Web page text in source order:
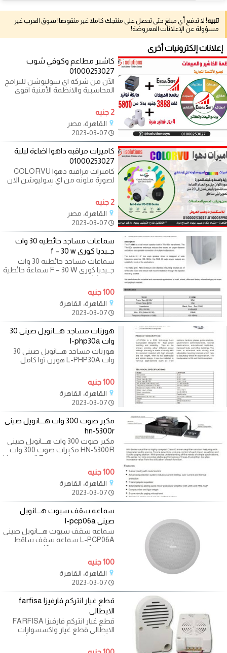
تنبيه! لا تدفع أي مبلغ حتى تحصل على منتجك كاملا غير منقوصا! سوق العرب غير
مسؤولة عن الإعلانات المعروضة!
إعلانات إلكترونيات أخرى
كاشير مطاعم وكوفي شوب
01000253027
الآن من شركة اي سوليوشن للبرامج
المحاسبية والانظمة الأمنية اقوى
2 جنيه
القاهرة، مصر
2023-03-07
كاميرات مراقبه داهوا اضاءة ليلية
01000253027
كاميرات مراقبه دهوا COLORVU
لصورة ملونه من اي سوليوشن الان
من شركة اي سوليوشن اقوي
العروض علي
2 جنيه
القاهرة، مصر
2023-03-07
سماعات مساجد حائطيه 30 وات
جــيديا كورى f – 30 w
سماعات مساجد حائطيه 30 وات
جــيديا كورى F – 30 W سماعة حائطية
ذات شكل انسيابي مزودة بحامل
يسمح بعمل
100 جنيه
القاهرة، القاهرة
2023-03-07
هورنات مساجد هـــانويل صينى 30
وات l-php30a
هورنات مساجد هـــانويل صينى 30
وات L-PHP30A هورن توا كامل
بالمواصفات
100 جنيه
القاهرة، القاهرة
2023-03-07
مكبر صوت 300 وات هـــانويل صينى
hn-5300r
مكبر صوت 300 وات هـــانويل صينى
HN-5300R مكبرات صوت 300 وات
هانويل صينى Honeywell Emperech
المكبر بالمواصفات
100 جنيه
القاهرة، القاهرة
2023-03-07
سماعه سقف سبوت هـــانويل
صينى l-pcp06a
سماعه سقف سبوت هـــانويل صينى
L-PCP06A سماعه سقف ساقط
هانويل صينى Honeywell
100 جنيه
القاهرة، القاهرة
2023-03-07
قطع غيار انتركم فارفيزا farfisa
الايطالى
قطع غيار انتركم فارفيزا FARFISA
الايطالى قطع غيار واكسسوارات
انتركم فارفيزا الايطالى من الوكيل